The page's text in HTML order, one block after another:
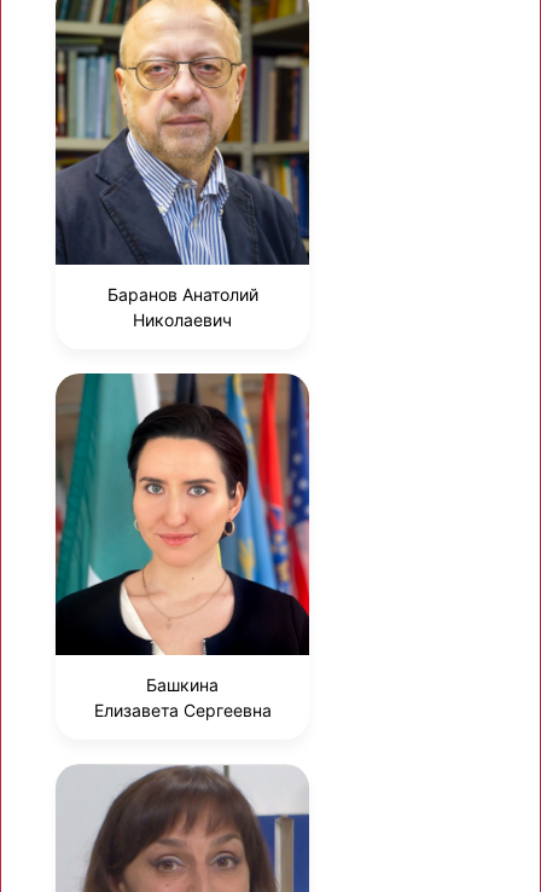
Баранов Анатолий
Николаевич
Башкина
Елизавета Сергеевна